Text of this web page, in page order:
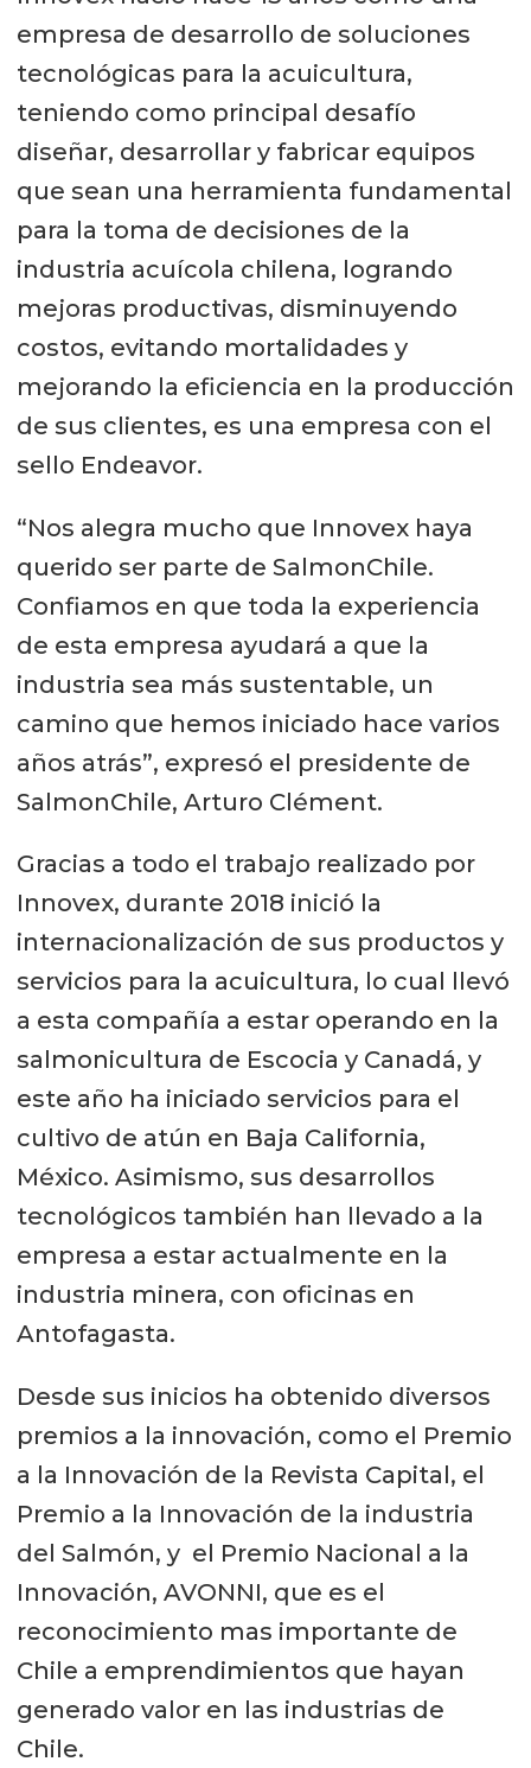
empresa de desarrollo de soluciones
tecnológicas para la acuicultura,
teniendo como principal desafío
diseñar, desarrollar y fabricar equipos
que sean una herramienta fundamental
para la toma de decisiones de la
industria acuícola chilena, logrando
mejoras productivas, disminuyendo
costos, evitando mortalidades y
mejorando la eficiencia en la producción
de sus clientes, es una empresa con el
sello Endeavor.
“Nos alegra mucho que Innovex haya
querido ser parte de SalmonChile.
Confiamos en que toda la experiencia
de esta empresa ayudará a que la
industria sea más sustentable, un
camino que hemos iniciado hace varios
años atrás”, expresó el presidente de
SalmonChile, Arturo Clément.
Gracias a todo el trabajo realizado por
Innovex, durante 2018 inició la
internacionalización de sus productos y
servicios para la acuicultura, lo cual llevó
a esta compañía a estar operando en la
salmonicultura de Escocia y Canadá, y
este año ha iniciado servicios para el
cultivo de atún en Baja California,
México. Asimismo, sus desarrollos
tecnológicos también han llevado a la
empresa a estar actualmente en la
industria minera, con oficinas en
Antofagasta.
Desde sus inicios ha obtenido diversos
premios a la innovación, como el Premio
a la Innovación de la Revista Capital, el
Premio a la Innovación de la industria
del Salmón, y el Premio Nacional a la
Innovación, AVONNI, que es el
reconocimiento mas importante de
Chile a emprendimientos que hayan
generado valor en las industrias de
Chile.